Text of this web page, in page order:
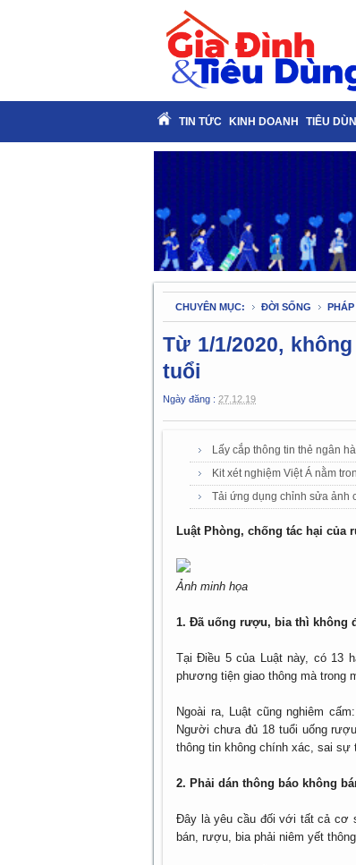
TIN TỨC KINH DOANH TIÊU
CHUYÊN MỤC: ĐỜI SỐNG
Từ 1/1/2020,
tuổi
Ngày đăng : 27.12.19
Lấy cắp thông tin thẻ ngân
Kit xét nghiệm Việt Á nằm
Tải ứng dụng chỉnh sửa ảnh
Luật Phòng, chống tác hại của
Ảnh minh họa
1. Đã uống rượu, bia thì không
Tại Điều 5 của Luật này, có 13
phương tiện giao thông mà trong
Ngoài ra, Luật cũng nghiêm
Người chưa đủ 18 tuổi uống
thông tin không chính xác, sai
2. Phải dán thông báo không
Đây là yêu cầu đối với tất cả cơ
bán, rượu, bia phải niêm yết